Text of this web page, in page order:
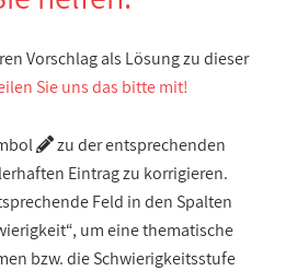
Vorschlag als Lösung zu dieser
Sie uns das bitte mit!
zu der entsprechenden
Eintrag zu korrigieren.
Feld in den Spalten
um eine thematische
bzw. die Schwierigkeitsstufe